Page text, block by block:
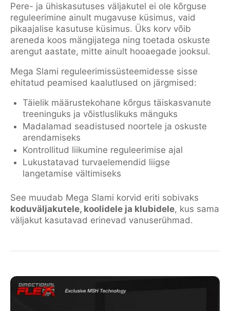
Pere- ja ühiskasutuses väljakutel ei ole kõrguse
reguleerimine ainult mugavuse küsimus, vaid
pikaajalise kasutuse küsimus. Üks korv võib
areneda koos mängijatega ning toetada oskuste
arengut aastate, mitte ainult hooaegade jooksul.
Mega Slami reguleerimissüsteemidesse sisse
ehitatud peamised kaalutlused on järgmised:
Täielik määrustekohane kõrgus täiskasvanute
treeninguks ja võistluslikuks mänguks
Madalamad seadistused noortele ja oskuste
arendamiseks
Kontrollitud liikumine reguleerimise ajal
Lukustatavad turvaelemendid liigse
langetamise vältimiseks
See muudab Mega Slami korvid eriti sobivaks
koduväljakutele, koolidele ja klubidele, kus sama
väljakut kasutavad erinevad vanuserühmad.